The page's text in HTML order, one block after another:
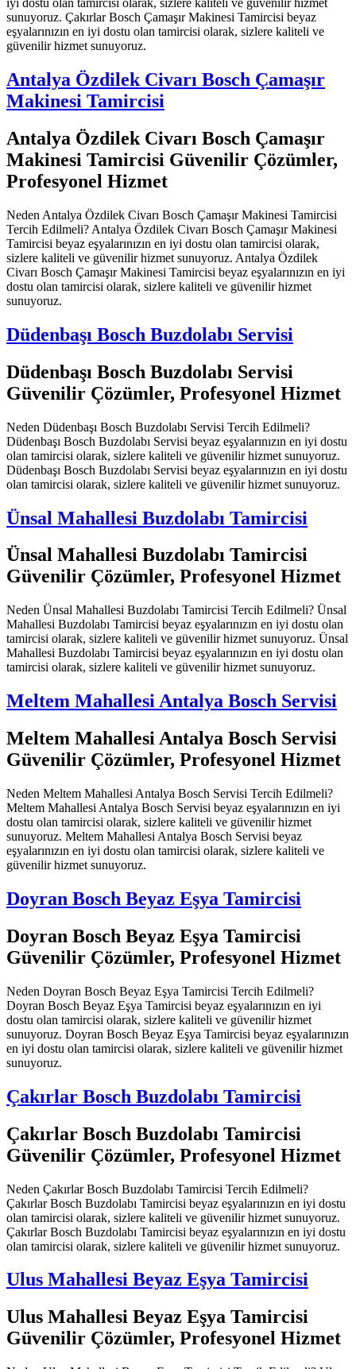
iyi dostu olan tamircisi olarak, sizlere kaliteli ve güvenilir hizmet
sunuyoruz. Çakırlar Bosch Çamaşır Makinesi Tamircisi beyaz
eşyalarınızın en iyi dostu olan tamircisi olarak, sizlere kaliteli ve
güvenilir hizmet sunuyoruz.
Antalya Özdilek Civarı Bosch Çamaşır
Makinesi Tamircisi
Antalya Özdilek Civarı Bosch Çamaşır
Makinesi Tamircisi Güvenilir Çözümler,
Profesyonel Hizmet
Neden Antalya Özdilek Civarı Bosch Çamaşır Makinesi Tamircisi
Tercih Edilmeli? Antalya Özdilek Civarı Bosch Çamaşır Makinesi
Tamircisi beyaz eşyalarınızın en iyi dostu olan tamircisi olarak,
sizlere kaliteli ve güvenilir hizmet sunuyoruz. Antalya Özdilek
Civarı Bosch Çamaşır Makinesi Tamircisi beyaz eşyalarınızın en iyi
dostu olan tamircisi olarak, sizlere kaliteli ve güvenilir hizmet
sunuyoruz.
Düdenbaşı Bosch Buzdolabı Servisi
Düdenbaşı Bosch Buzdolabı Servisi
Güvenilir Çözümler, Profesyonel Hizmet
Neden Düdenbaşı Bosch Buzdolabı Servisi Tercih Edilmeli?
Düdenbaşı Bosch Buzdolabı Servisi beyaz eşyalarınızın en iyi dostu
olan tamircisi olarak, sizlere kaliteli ve güvenilir hizmet sunuyoruz.
Düdenbaşı Bosch Buzdolabı Servisi beyaz eşyalarınızın en iyi dostu
olan tamircisi olarak, sizlere kaliteli ve güvenilir hizmet sunuyoruz.
Ünsal Mahallesi Buzdolabı Tamircisi
Ünsal Mahallesi Buzdolabı Tamircisi
Güvenilir Çözümler, Profesyonel Hizmet
Neden Ünsal Mahallesi Buzdolabı Tamircisi Tercih Edilmeli? Ünsal
Mahallesi Buzdolabı Tamircisi beyaz eşyalarınızın en iyi dostu olan
tamircisi olarak, sizlere kaliteli ve güvenilir hizmet sunuyoruz. Ünsal
Mahallesi Buzdolabı Tamircisi beyaz eşyalarınızın en iyi dostu olan
tamircisi olarak, sizlere kaliteli ve güvenilir hizmet sunuyoruz.
Meltem Mahallesi Antalya Bosch Servisi
Meltem Mahallesi Antalya Bosch Servisi
Güvenilir Çözümler, Profesyonel Hizmet
Neden Meltem Mahallesi Antalya Bosch Servisi Tercih Edilmeli?
Meltem Mahallesi Antalya Bosch Servisi beyaz eşyalarınızın en iyi
dostu olan tamircisi olarak, sizlere kaliteli ve güvenilir hizmet
sunuyoruz. Meltem Mahallesi Antalya Bosch Servisi beyaz
eşyalarınızın en iyi dostu olan tamircisi olarak, sizlere kaliteli ve
güvenilir hizmet sunuyoruz.
Doyran Bosch Beyaz Eşya Tamircisi
Doyran Bosch Beyaz Eşya Tamircisi
Güvenilir Çözümler, Profesyonel Hizmet
Neden Doyran Bosch Beyaz Eşya Tamircisi Tercih Edilmeli?
Doyran Bosch Beyaz Eşya Tamircisi beyaz eşyalarınızın en iyi
dostu olan tamircisi olarak, sizlere kaliteli ve güvenilir hizmet
sunuyoruz. Doyran Bosch Beyaz Eşya Tamircisi beyaz eşyalarınızın
en iyi dostu olan tamircisi olarak, sizlere kaliteli ve güvenilir hizmet
sunuyoruz.
Çakırlar Bosch Buzdolabı Tamircisi
Çakırlar Bosch Buzdolabı Tamircisi
Güvenilir Çözümler, Profesyonel Hizmet
Neden Çakırlar Bosch Buzdolabı Tamircisi Tercih Edilmeli?
Çakırlar Bosch Buzdolabı Tamircisi beyaz eşyalarınızın en iyi dostu
olan tamircisi olarak, sizlere kaliteli ve güvenilir hizmet sunuyoruz.
Çakırlar Bosch Buzdolabı Tamircisi beyaz eşyalarınızın en iyi dostu
olan tamircisi olarak, sizlere kaliteli ve güvenilir hizmet sunuyoruz.
Ulus Mahallesi Beyaz Eşya Tamircisi
Ulus Mahallesi Beyaz Eşya Tamircisi
Güvenilir Çözümler, Profesyonel Hizmet